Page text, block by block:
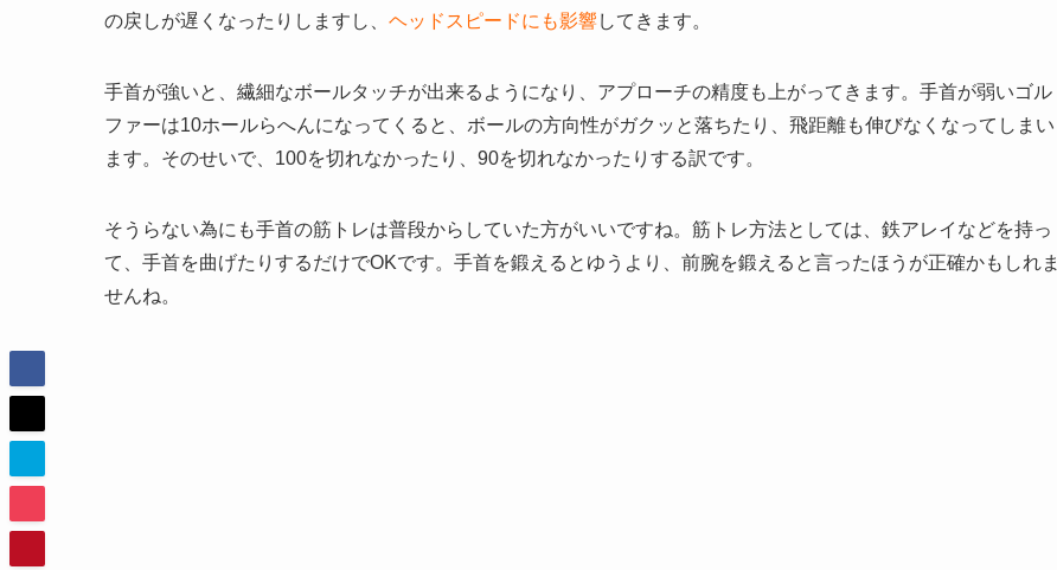
の戻しが遅くなったりしますし、 ヘッドスピードにも影響してきます。
手首が強いと、繊細なボールタッチが出来るようになり、アプローチの精度も上がってきます。手首が弱いゴル
ファーは10ホールらへんになってくると、ボールの方向性がガクッと落ちたり、飛距離も伸びなくなってしまい
ます。そのせいで、100を切れなかったり、90を切れなかったりする訳です。
そうらない為にも手首の筋トレは普段からしていた方がいいですね。筋トレ方法としては、鉄アレイなどを持っ
て、手首を曲げたりするだけでOKです。手首を鍛えるとゆうより、前腕を鍛えると言ったほうが正確かもしれま
せんね。